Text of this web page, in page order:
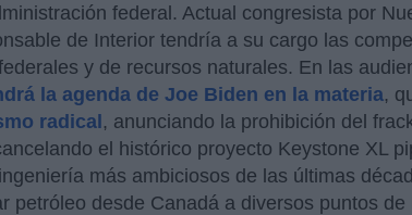
federal. Actual congresista por
de Interior tendría a su cargo las
y de recursos naturales. En las
la agenda de Joe Biden en la materia,
radical, anunciando la prohibición del
el histórico proyecto Keystone XL
más ambiciosos de las últimas
petróleo desde Canadá a diversos puntos de